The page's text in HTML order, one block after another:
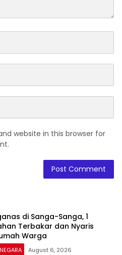
website in this browser for
di Sanga-Sanga, 1
Terbakar dan Nyaris
Warga
August 6, 2026